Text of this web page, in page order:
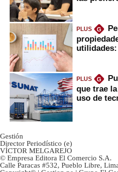
PLUS G
PLUS G
que trae
uso de
Gestión
Director Periodístico (e)
VÍCTOR MELGAREJO
© Empresa Editora El Comercio S.A.
Calle Paracas #532, Pueblo Libre,